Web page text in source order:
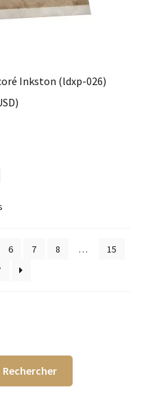
Inkston (ldxp-026)
)
6 7 8 …
15